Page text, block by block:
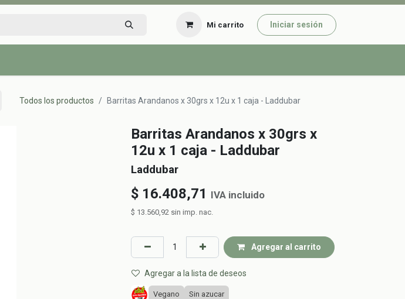
Mi carrito Iniciar sesión
Todos los productos Barritas Arandanos x 30grs x 12u x 1 caja - Laddubar
Barritas Arandanos x 30grs x
12u x 1 caja - Laddubar
Laddubar
$ 16.408,71 IVA incluido
$ 13.560,92 sin imp. nac.
Agregar al carrito
Agregar a la lista de deseos
Vegano Sin azucar